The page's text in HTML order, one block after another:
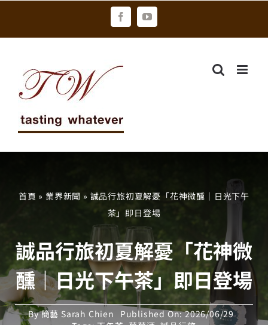
FacebookYouTube
首頁 » 業界新聞 » 誠品行旅初夏解憂「花神微醺｜日光下午
茶」即日登場
誠品行旅初夏解憂「花神微
醺｜日光下午茶」即日登場
By簡藝 Sarah Chien
Published On: 2026/06/29